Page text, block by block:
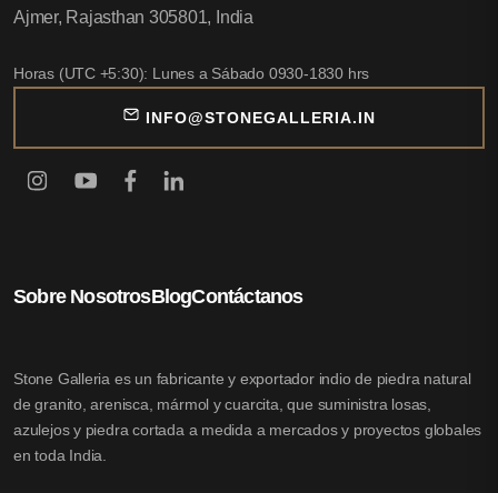
Sobre NosotrosBlogContáctanos
Stone Galleria es un fabricante y exportador indio de piedra natural
de granito, arenisca, mármol y cuarcita, que suministra losas,
azulejos y piedra cortada a medida a mercados y proyectos globales
en toda India.
Ajmer, Rajasthan 305801, India
Horas (UTC +5:30): Lunes a Sábado 0930-1830 hrs
INFO@STONEGALLERIA.IN